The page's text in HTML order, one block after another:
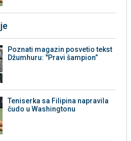
Poznati magazin posvetio tekst
Džumhuru: "Pravi šampion”
Teniserka sa Filipina napravila
čudo u Washingtonu